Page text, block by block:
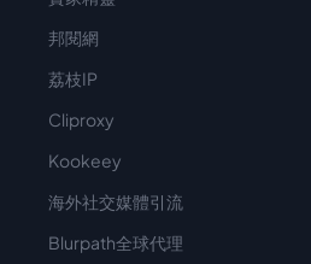
邦閱網
荔枝IP
Cliproxy
Kookeey
海外社交媒體引流
Blurpath全球代理